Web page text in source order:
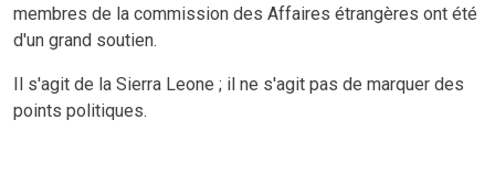
membres de la commission des Affaires étrangères ont été
d'un grand soutien.
Il s'agit de la Sierra Leone ; il ne s'agit pas de marquer des
points politiques.